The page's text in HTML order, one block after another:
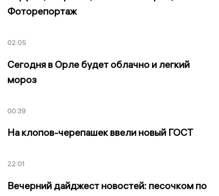
Фоторепортаж
02:05
Сегодня в Орле будет облачно и легкий
мороз
00:39
На клопов-черепашек ввели новый ГОСТ
22:01
Вечерний дайджест новостей: песочком по